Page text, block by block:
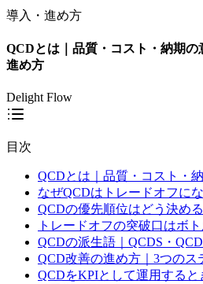
導入・進め方
QCDとは｜品質・コスト・納期
進め方
Delight Flow
目次
QCDとは｜品質・コスト・
なぜQCDはトレードオフに
QCDの優先順位はどう決め
トレードオフの突破口はボ
QCDの派生語｜QCDS・
QCD改善の進め方｜3つのス
QCDをKPIとして運用すると